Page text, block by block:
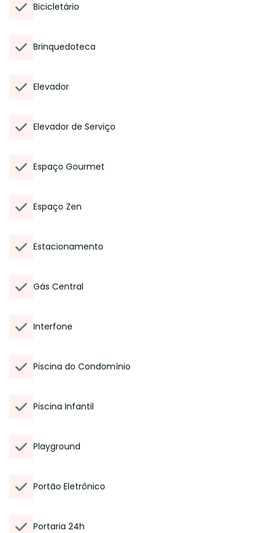
Bicicletário
Brinquedoteca
Elevador
Elevador de Serviço
Espaço Gourmet
Espaço Zen
Estacionamento
Gás Central
Interfone
Piscina do Condomínio
Piscina Infantil
Playground
Portão Eletrônico
Portaria 24h